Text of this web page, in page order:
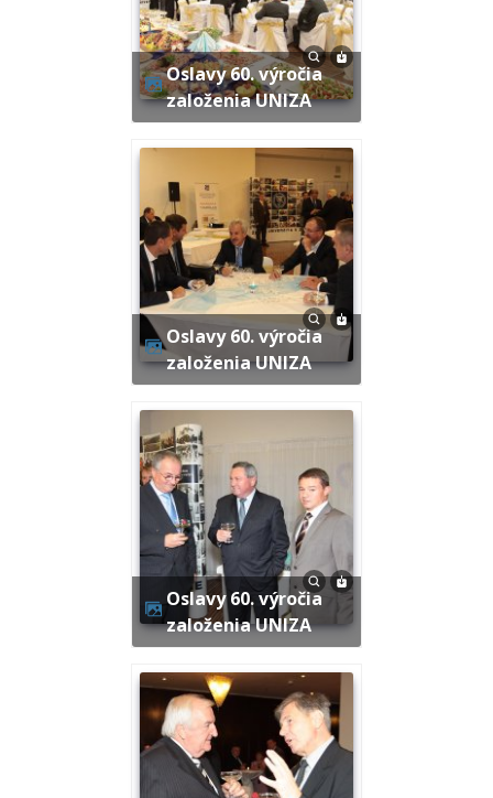
Oslavy 60. výročia
založenia UNIZA
Oslavy 60. výročia
založenia UNIZA
Oslavy 60. výročia
založenia UNIZA